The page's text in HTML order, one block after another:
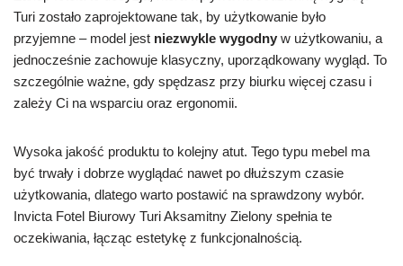
Turi zostało zaprojektowane tak, by użytkowanie było
przyjemne – model jest niezwykle wygodny w użytkowaniu, a
jednocześnie zachowuje klasyczny, uporządkowany wygląd. To
szczególnie ważne, gdy spędzasz przy biurku więcej czasu i
zależy Ci na wsparciu oraz ergonomii.
Wysoka jakość produktu to kolejny atut. Tego typu mebel ma
być trwały i dobrze wyglądać nawet po dłuższym czasie
użytkowania, dlatego warto postawić na sprawdzony wybór.
Invicta Fotel Biurowy Turi Aksamitny Zielony spełnia te
oczekiwania, łącząc estetykę z funkcjonalnością.